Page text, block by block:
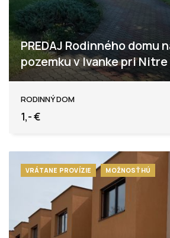
PREDAJ Rodinného domu
pozemku v Ivanke pri Nitre
Gergelova, Ivanka pri Nitre
RODINNÝ DOM
1,- €
VRÁTANE PROVÍZIE MOŽNOSŤ HÚ